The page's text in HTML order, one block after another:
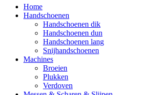
Home
Handschoenen
Handschoenen dik
Handschoenen dun
Handschoenen lang
Snijhandschoenen
Machines
Broeien
Plukken
Verdoven